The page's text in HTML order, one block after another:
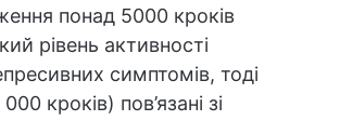
понад 5000 кроків
рівень активності
симптомів, тоді
кроків) пов’язані зі